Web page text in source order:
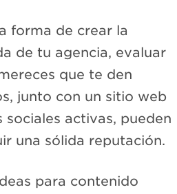
forma de crear la
de tu agencia, evaluar
que te den
junto con un sitio web
activas, pueden
una sólida reputación.
para contenido